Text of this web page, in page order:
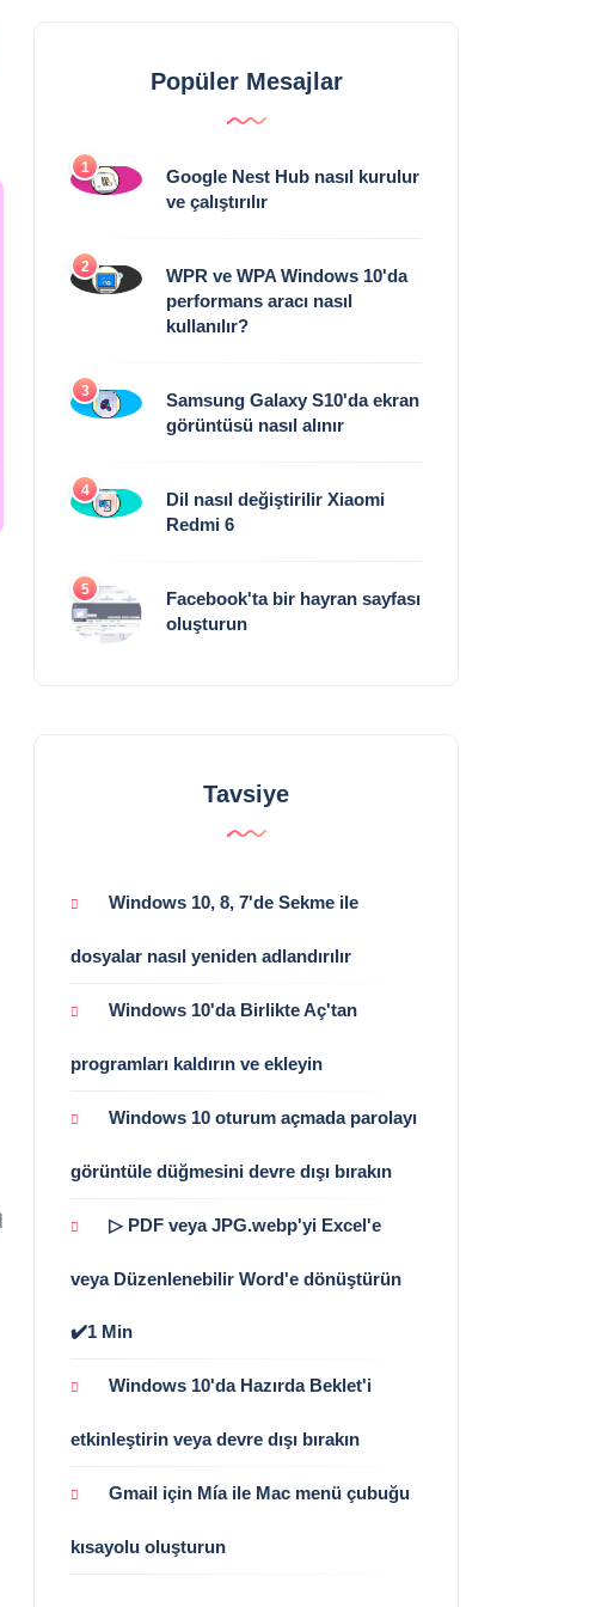
Popüler Mesajlar
1
Google Nest Hub nasıl kurulur
ve çalıştırılır
2
WPR ve WPA Windows 10'da
performans aracı nasıl
kullanılır?
3
Samsung Galaxy S10'da ekran
görüntüsü nasıl alınır
4
Dil nasıl değiştirilir Xiaomi
Redmi 6
5
Facebook'ta bir hayran sayfası
oluşturun
Tavsiye
Windows 10, 8, 7'de Sekme ile
dosyalar nasıl yeniden adlandırılır
Windows 10'da Birlikte Aç'tan
programları kaldırın ve ekleyin
Windows 10 oturum açmada parolayı
görüntüle düğmesini devre dışı bırakın
▷ PDF veya JPG.webp'yi Excel'e
veya Düzenlenebilir Word'e dönüştürün
✔️1 Min
Windows 10'da Hazırda Beklet'i
etkinleştirin veya devre dışı bırakın
Gmail için Mía ile Mac menü çubuğu
kısayolu oluşturun